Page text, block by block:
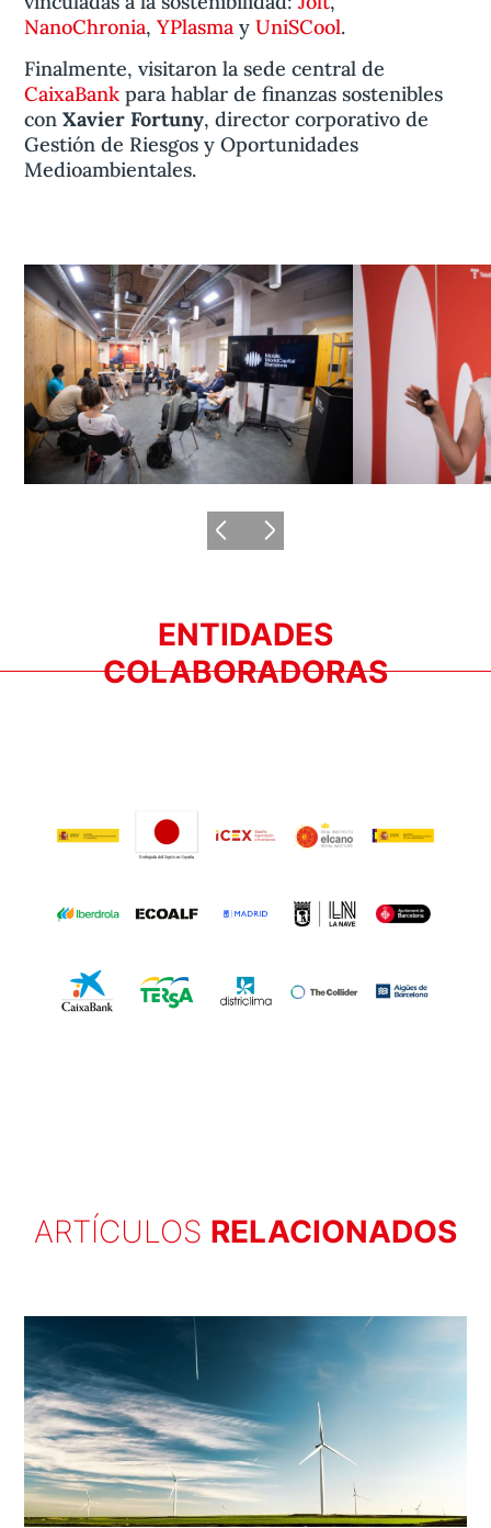
NanoChronia,YPlasma yUniSCool.
Finalmente, visitaron la sede central de
CaixaBank para hablar de finanzas sostenibles
conXavier Fortuny, director corporativo de
Gestión de Riesgos y Oportunidades
Medioambientales.
ENTIDADES
COLABORADORAS
ARTÍCULOS RELACIONADOS